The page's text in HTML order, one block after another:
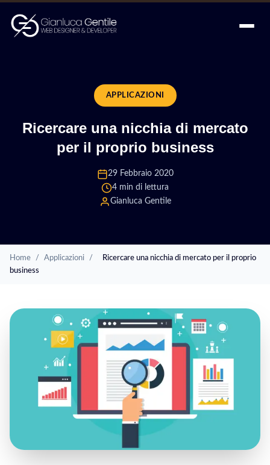
APPLICAZIONI
Ricercare una nicchia di mercato
per il proprio business
29 Febbraio 2020
4 min di lettura
Gianluca Gentile
Home / Applicazioni /
Ricercare una nicchia di mercato per il proprio
business